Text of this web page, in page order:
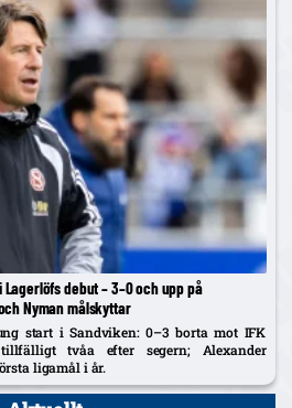
debut – 3–0 och upp på
Nyman målskyttar
start i Sandviken: 0–3 borta mot IFK
tvåa efter segern; Alexander
ligamål i år.